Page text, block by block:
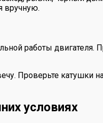
вручную.
работы
Проверьте
условиях